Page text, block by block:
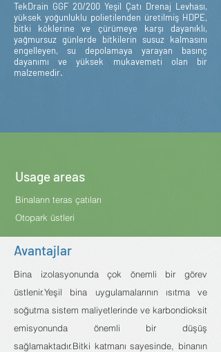
TekDrain GGF 20/200 Yeşil Çatı Drenaj Levhası,
yüksek yoğunluklu polietilenden üretilmiş HDPE,
bitki köklerine ve çürümeye karşı dayanıklı,
yağmursuz günlerde bitkilerin susuz kalmasını
engelleyen, su depolamaya yarayan basınç
dayanımı ve yüksek mukavemeti olan bir
malzemedir.
Usage areas
Binaların teras çatıları
Otopark üstleri
Bina izolasyonunda çok önemli bir görev
üstlenir.Yeşil bina uygulamalarının ısıtma ve
soğutma sistem maliyetlerinde ve karbondioksit
emisyonunda önemli bir düşüş
sağlamaktadır.Bitki katmanı sayesinde, binanın
Avantajlar